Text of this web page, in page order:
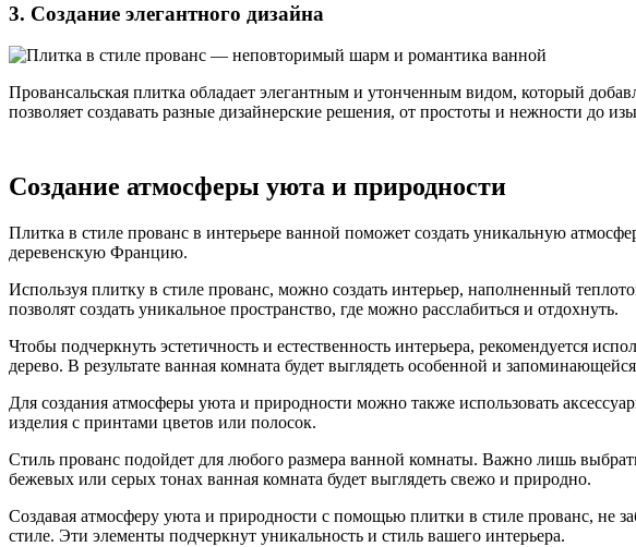
3. Создание элегантного дизайна
Провансальская плитка обладает элегантным и утонченным видом, который
позволяет создавать разные дизайнерские решения, от простоты и нежности до
Создание атмосферы уюта и природности
Плитка в стиле прованс в интерьере ванной поможет создать уникальную
деревенскую Францию.
Используя плитку в стиле прованс, можно создать интерьер, наполненный
позволят создать уникальное пространство, где можно расслабиться и отдохнуть.
Чтобы подчеркнуть эстетичность и естественность интерьера, рекомендуется
дерево. В результате ванная комната будет выглядеть особенной и
Для создания атмосферы уюта и природности можно также использовать
изделия с принтами цветов или полосок.
Стиль прованс подойдет для любого размера ванной комнаты. Важно лишь
бежевых или серых тонах ванная комната будет выглядеть свежо и природно.
Создавая атмосферу уюта и природности с помощью плитки в стиле прованс, не
стиле. Эти элементы подчеркнут уникальность и стиль вашего интерьера.